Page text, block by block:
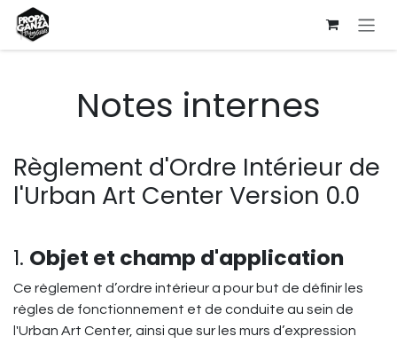
Se rendre au contenu
Notes internes
Règlement d'Ordre Intérieur de
l'Urban Art Center Version 0.0
1. Objet et champ d'application
Ce règlement d’ordre intérieur a pour but de définir les
règles de fonctionnement et de conduite au sein de
l'Urban Art Center, ainsi que sur les murs d’expression